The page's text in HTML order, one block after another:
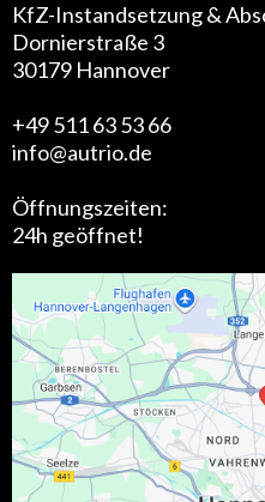
KfZ-Instandsetzung &
Dornierstraße 3
30179 Hannover
+49 511 63 53 66
info@autrio.de
Öffnungszeiten:
24h geöffnet!